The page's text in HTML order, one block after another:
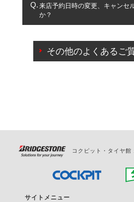
複数サービスのご予約は可能で
一部の商品・サービスの組み合わせ
出来ないものもございます。
来店予約日時の変更、キャンセ
か？
ご来店予約日の3営業日前を過ぎ
の日時変更につきましては、直
その他のよくあるご
コクピット・タイヤ館
サイトメニュー